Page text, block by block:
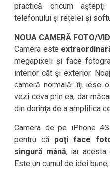
practică oricum
telefonului şi reţelei şi
NOUA CAMERĂ FOTO/
Camera este
megapixeli şi face
interior cât şi exterior.
cameră normală: îţi iese
vezi ceva prin ea, dar
din dorinţa de a amplifica
Camera de pe iPhone
pentru că poţi face
singură mână, iar acesta
Este un cumul de idei